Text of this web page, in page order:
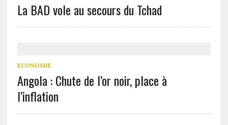
La BAD vole au secours du Tchad
ECONOMIE
Angola : Chute de l’or noir, place à
l’inflation